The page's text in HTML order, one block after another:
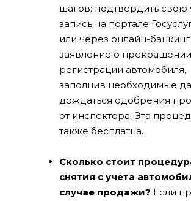
шагов: подтвердить свою
запись на портале
или через онлайн-
заявление о прекращении
регистрации автомобиля,
заполнив необходимые
дождаться одобрения
от инспектора. Эта
также бесплатна.
Сколько стоит
снятия с учета
случае продажи? Если